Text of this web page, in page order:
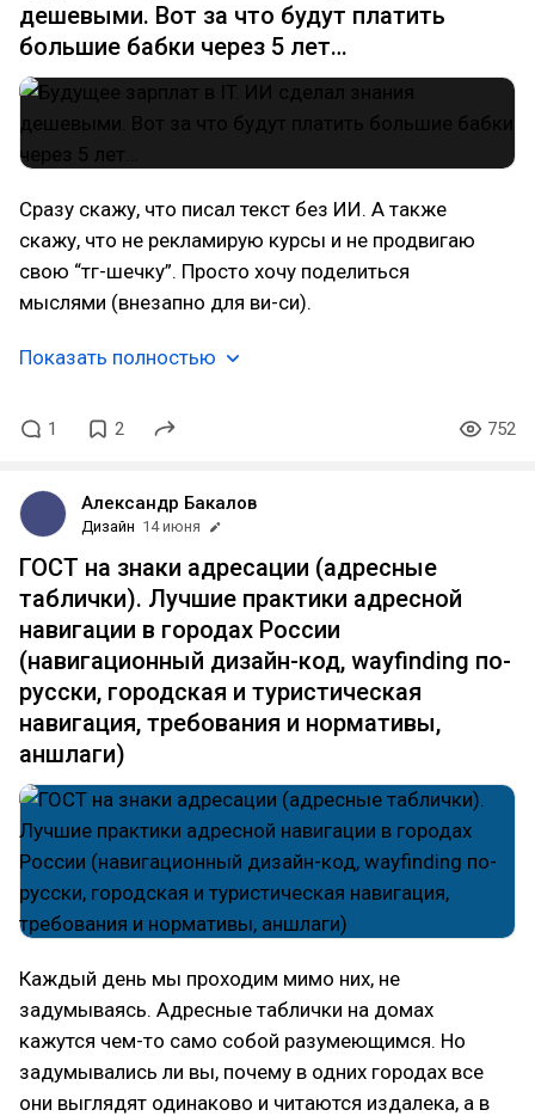
дешевыми. Вот за что будут платить
большие бабки через 5 лет…
Сразу скажу, что писал текст без ИИ. А также
скажу, что не рекламирую курсы и не продвигаю
свою “тг-шечку”. Просто хочу поделиться
мыслями (внезапно для ви-си).
Показать полностью
1 2 752
Александр Бакалов
Дизайн 14 июня
ГОСТ на знаки адресации (адресные
таблички). Лучшие практики адресной
навигации в городах России
(навигационный дизайн-код, wayfinding по-
русски, городская и туристическая
навигация, требования и нормативы,
аншлаги)
Каждый день мы проходим мимо них, не
задумываясь. Адресные таблички на домах
кажутся чем-то само собой разумеющимся. Но
задумывались ли вы, почему в одних городах все
они выглядят одинаково и читаются издалека, а в